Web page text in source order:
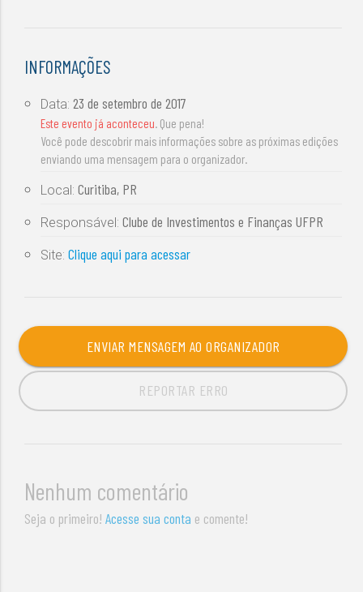
INFORMAÇÕES
Data:23 de setembro de 2017
Este evento já aconteceu. Que pena!
Você pode descobrir mais informações sobre as próximas edições
enviando uma mensagem para o organizador.
Local:Curitiba, PR
Responsável:Clube de Investimentos e Finanças UFPR
Site:Clique aqui para acessar
ENVIAR MENSAGEM AO ORGANIZADOR
REPORTAR ERRO
Nenhum comentário
Seja o primeiro!Acesse sua conta e comente!